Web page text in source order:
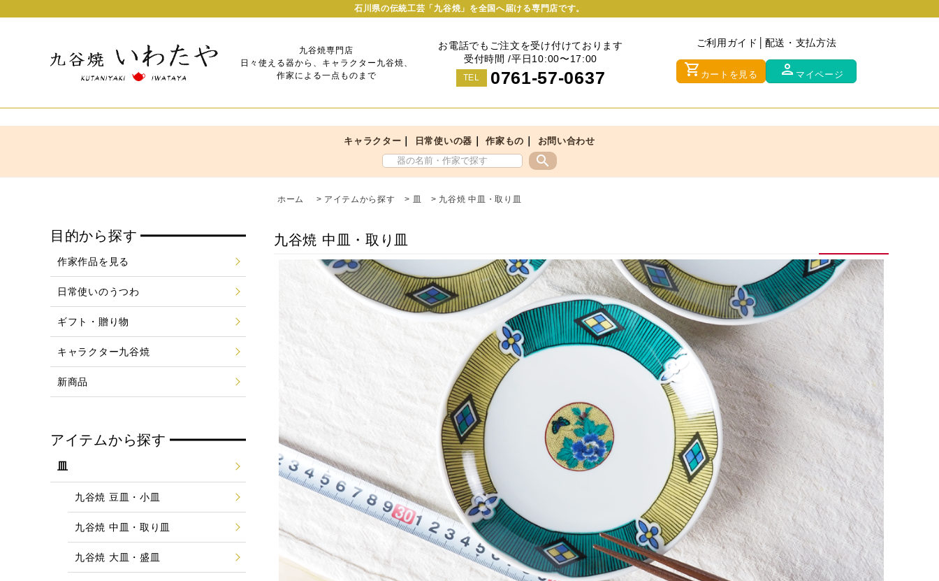
石川県の伝統工芸「九谷焼」を全国へ届ける専門店です。
九谷焼専門店
日々使える器から、キャラクター九谷焼、
作家による一点ものまで
お電話でもご注文を受け付けております
受付時間 /平日10:00〜17:00
TEL 0761-57-0637
ご利用ガイド 配送・支払方法
shopping_cart カートを見る person マイページ
キャラクター 日常使いの器 ｜作家もの お問い合わせ
search
ホーム > アイテムから探す > 皿 > 九谷焼 中皿・取り皿
九谷焼 中皿・取り皿
目的から探す
作家作品を見る
日常使いのうつわ
ギフト・贈り物
キャラクター九谷焼
新商品
アイテムから探す
皿
九谷焼 豆皿・小皿
九谷焼 中皿・取り皿
九谷焼 大皿・盛皿